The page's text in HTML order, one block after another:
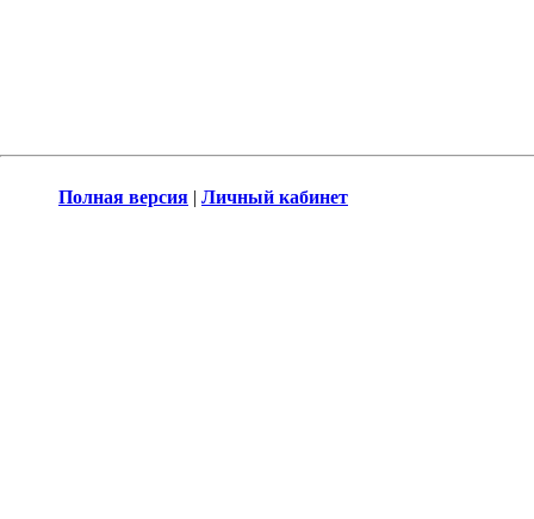
Полная версия | Личный кабинет